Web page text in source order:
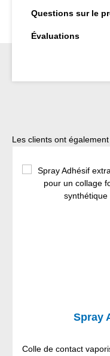
Questions sur le
Évaluations
Ignorer la galerie de
Les clients ont
Spray
Colle de contact